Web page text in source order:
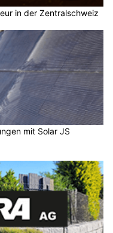
in der Zentralschweiz
mit Solar JS